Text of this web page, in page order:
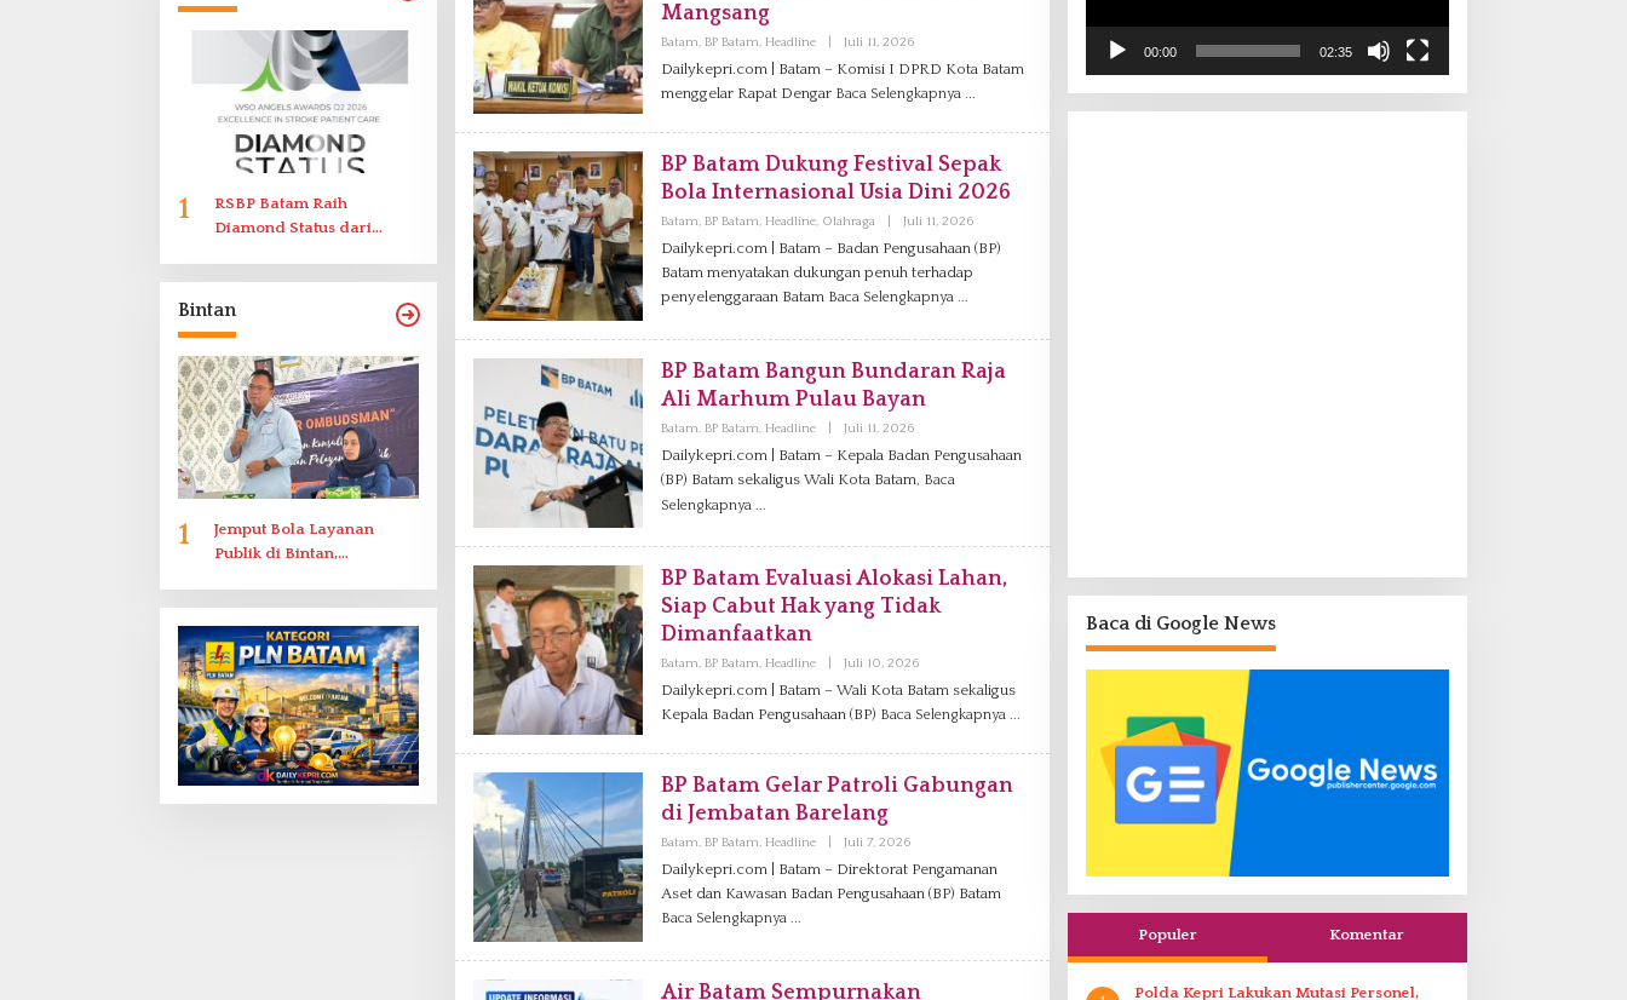
1
RSBP Batam Raih
Diamond Status dari
Berstandar Internasional
Bintan
1
Jemput Bola Layanan
Publik di Bintan,
Solar Nelayan
Mangsang
Batam, BP Batam, Headline Juli 11, 2026O
E
H
I
Dailykepri.com | Batam – Komisi I DPRD Kota Batam
menggelar Rapat Dengar Baca Selengkapnya
BP Batam Dukung Festival Sepak
Bola Internasional Usia Dini 2026
Batam, BP Batam, Headline, Olahraga Juli 11, 2026O
E
I
Dailykepri.com | Batam – Badan Pengusahaan (BP)
Batam menyatakan dukungan penuh terhadap
penyelenggaraan Batam Baca Selengkapnya
BP Batam Bangun Bundaran Raja
Ali Marhum Pulau Bayan
Batam, BP Batam, Headline Juli 11, 2026O
E
H
I
Dailykepri.com | Batam – Kepala Badan Pengusahaan
(BP) Batam sekaligus Wali Kota Batam, Baca
Selengkapnya
BP Batam Evaluasi Alokasi Lahan,
Siap Cabut Hak yang Tidak
Dimanfaatkan
Batam, BP Batam, Headline Juli 10, 2026O
E
H
I
Dailykepri.com | Batam – Wali Kota Batam sekaligus
Kepala Badan Pengusahaan (BP) Baca Selengkapnya
BP Batam Gelar Patroli Gabungan
di Jembatan Barelang
Batam, BP Batam, Headline Juli 7, 2026O
E
H
I
Dailykepri.com | Batam – Direktorat Pengamanan
Aset dan Kawasan Badan Pengusahaan (BP) Batam
Baca Selengkapnya
Air Batam Sempurnakan
00:00 02:35
Baca di Google News
Populer Komentar
Polda Kepri Lakukan Mutasi Personel,